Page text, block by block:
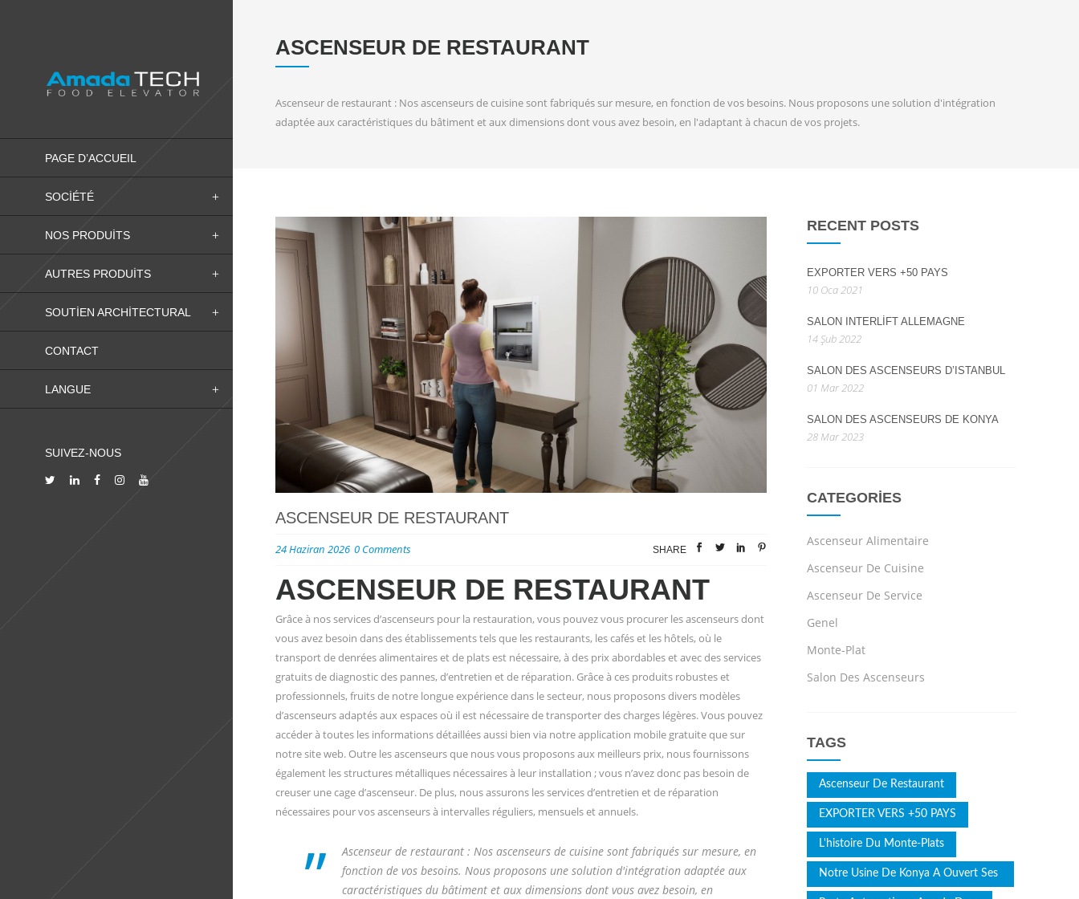
PAGE D’ACCUEIL
SOCIÉTÉ
NOS PRODUITS
AUTRES PRODUITS
SOUTIEN ARCHITECTURAL
CONTACT
LANGUE
SUIVEZ-NOUS
ASCENSEUR DE RESTAURANT
Ascenseur de restaurant : Nos ascenseurs de cuisine sont fabriqués sur mesure, en fonction de vos besoins. Nous proposons une solution d'intégration
adaptée aux caractéristiques du bâtiment et aux dimensions dont vous avez besoin, en l'adaptant à chacun de vos projets.
ASCENSEUR DE RESTAURANT
24 Haziran 2026 0 Comments SHARE
ASCENSEUR DE RESTAURANT
Grâce à nos services d’ascenseurs pour la restauration, vous pouvez vous procurer les ascenseurs dont
vous avez besoin dans des établissements tels que les restaurants, les cafés et les hôtels, où le
transport de denrées alimentaires et de plats est nécessaire, à des prix abordables et avec des services
gratuits de diagnostic des pannes, d’entretien et de réparation. Grâce à ces produits robustes et
professionnels, fruits de notre longue expérience dans le secteur, nous proposons divers modèles
d’ascenseurs adaptés aux espaces où il est nécessaire de transporter des charges légères. Vous pouvez
accéder à toutes les informations détaillées aussi bien via notre application mobile gratuite que sur
notre site web. Outre les ascenseurs que nous vous proposons aux meilleurs prix, nous fournissons
également les structures métalliques nécessaires à leur installation ; vous n’avez donc pas besoin de
creuser une cage d’ascenseur. De plus, nous assurons les services d’entretien et de réparation
nécessaires pour vos ascenseurs à intervalles réguliers, mensuels et annuels.
”
Ascenseur de restaurant : Nos ascenseurs de cuisine sont fabriqués sur mesure, en
fonction de vos besoins. Nous proposons une solution d'intégration adaptée aux
caractéristiques du bâtiment et aux dimensions dont vous avez besoin, en
RECENT POSTS
EXPORTER VERS +50 PAYS
10 Oca 2021
SALON INTERLIFT ALLEMAGNE
14 Şub 2022
SALON DES ASCENSEURS D’ISTANBUL
01 Mar 2022
SALON DES ASCENSEURS DE KONYA
28 Mar 2023
CATEGORIES
Ascenseur Alimentaire
Ascenseur De Cuisine
Ascenseur De Service
Genel
Monte-Plat
Salon Des Ascenseurs
TAGS
Ascenseur De Restaurant
EXPORTER VERS +50 PAYS
L'histoire Du Monte-Plats
Notre Usine De Konya A Ouvert Ses